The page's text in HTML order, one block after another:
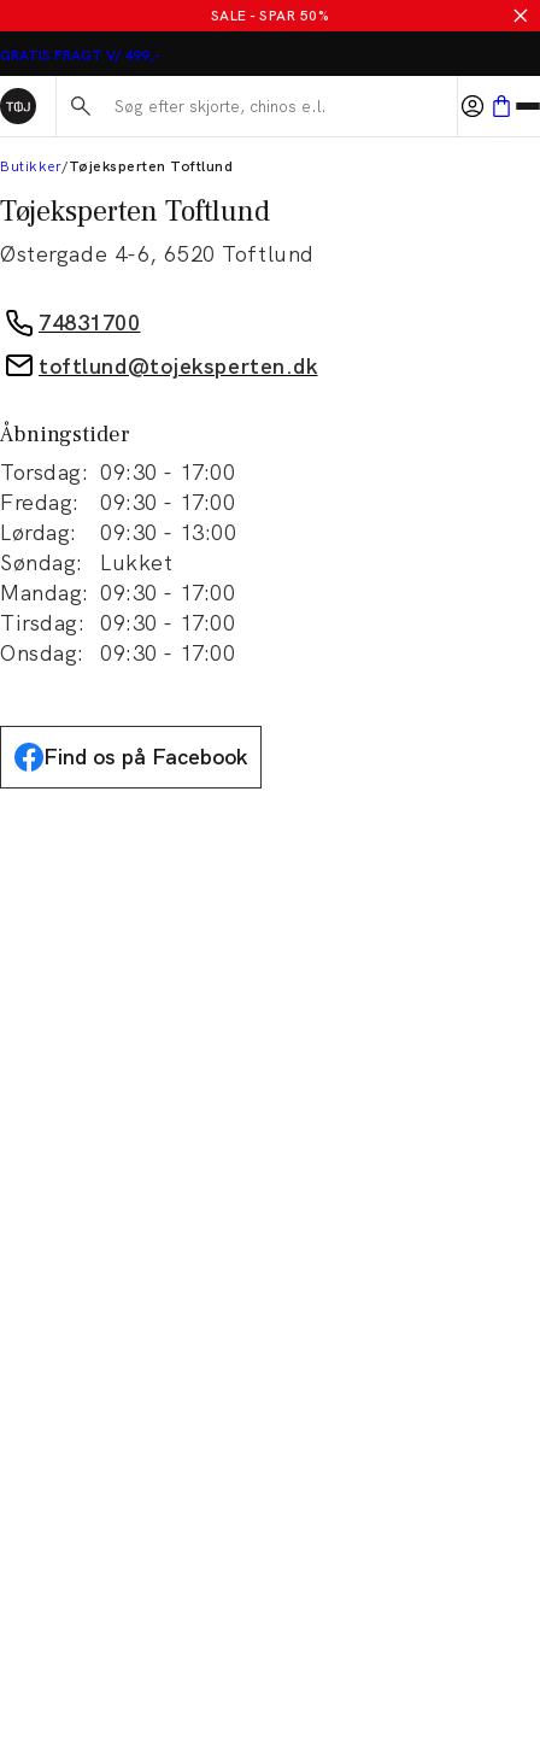
SALE - SPAR 50%
GRATIS FRAGT V/ 499,-
Søg her...
Butikker Tøjeksperten Toftlund
Tøjeksperten Toftlund
Østergade 4-6,6520 Toftlund
74831700
toftlund@tojeksperten.dk
Åbningstider
Torsdag: 09:30 - 17:00
Fredag: 09:30 - 17:00
Lørdag: 09:30 - 13:00
Søndag:
Lukket
Mandag: 09:30 - 17:00
Tirsdag: 09:30 - 17:00
Onsdag: 09:30 - 17:00
Find os på Facebook